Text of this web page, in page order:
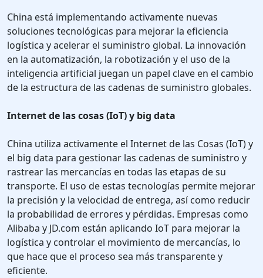
China está implementando activamente nuevas
soluciones tecnológicas para mejorar la eficiencia
logística y acelerar el suministro global. La innovación
en la automatización, la robotización y el uso de la
inteligencia artificial juegan un papel clave en el cambio
de la estructura de las cadenas de suministro globales.
Internet de las cosas (IoT) y big data
China utiliza activamente el Internet de las Cosas (IoT) y
el big data para gestionar las cadenas de suministro y
rastrear las mercancías en todas las etapas de su
transporte. El uso de estas tecnologías permite mejorar
la precisión y la velocidad de entrega, así como reducir
la probabilidad de errores y pérdidas. Empresas como
Alibaba y JD.com están aplicando IoT para mejorar la
logística y controlar el movimiento de mercancías, lo
que hace que el proceso sea más transparente y
eficiente.